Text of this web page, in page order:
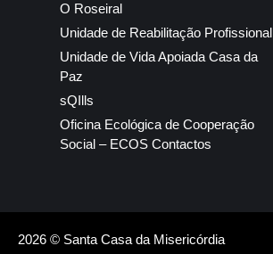
O Roseiral
Unidade de Reabilitação Profissional
Unidade de Vida Apoiada Casa da
Paz
sQIlls
Oficina Ecológica de Cooperação
Social – ECOS Contactos
2026 © Santa Casa da Misericórdia